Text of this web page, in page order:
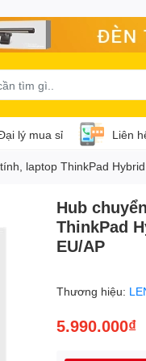
lý mua sỉ Liên
laptop ThinkPad
Hub
ThinkPad
EU/AP
Thương hiệu:
5.990.000₫